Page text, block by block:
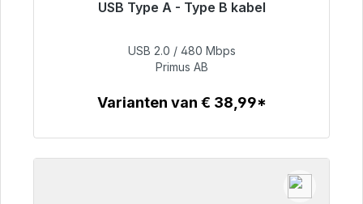
USB Type A - Type B kabel
Klaar voor onmiddellijke verzending, levertijd
€ 76,99
USB 2.0 / 480 Mbps
Primus AB
Varianten van € 38,99*